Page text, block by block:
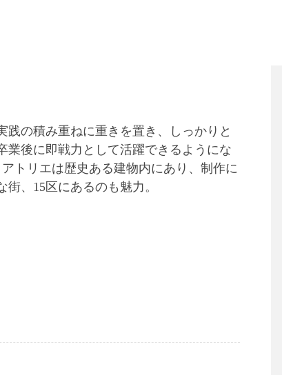
践の積み重ねに重きを置き、しっかりと
業後に即戦力として活躍できるようにな
トリエは歴史ある建物内にあり、制作に
、15区にあるのも魅力。